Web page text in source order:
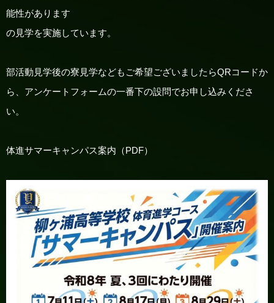
能性があります
の見学を実施しています。
部活動見学後の寮見学などもご希望ございましたらQRコードか
ら、アンケートフォームの一番下の設問でお申し込みくださ
い。
体進サマーキャンパス案内（PDF）